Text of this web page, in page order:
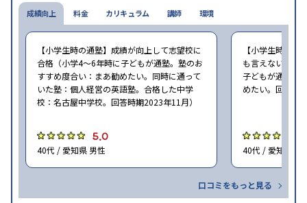
成績向上
【小学生時の通塾】成績が向上して志望校に
合格（小学4〜6年時に子どもが通塾。塾のお
すすめ度合い：まあ勧めたい。同時に通って
いた塾：個人経営の英語塾。合格した中学
校：名古屋中学校。回答時期2023年11月）
5.0
40代 / 愛知県 男性
【小学生時の通
も言えないが、
子どもが通塾。
めたい。回答時
40代 / 愛知県 女
口コミをもっと見る
料金 カリキュラム 講師 環境